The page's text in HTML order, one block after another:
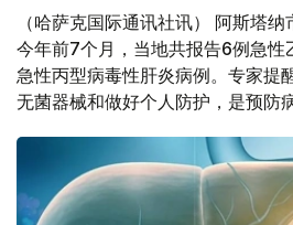
（哈萨克国际通讯社讯） 阿斯塔纳
今年前7个月，当地共报告6例急性
急性丙型病毒性肝炎病例。专家提
无菌器械和做好个人防护，是预防